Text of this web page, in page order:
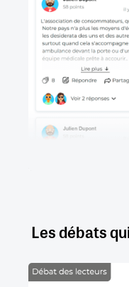
Les débats